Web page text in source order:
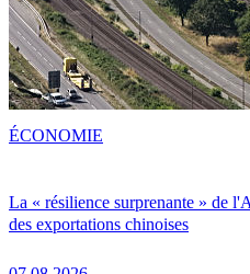
La « résilience surprenante » de
des exportations chinoises
ÉCONOMIE